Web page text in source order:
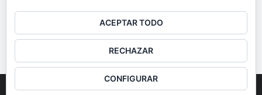
BARRA
LATERAL
2026 Colectivo Burbuja
ACEPTAR TODO
RECHAZAR
CONFIGURAR